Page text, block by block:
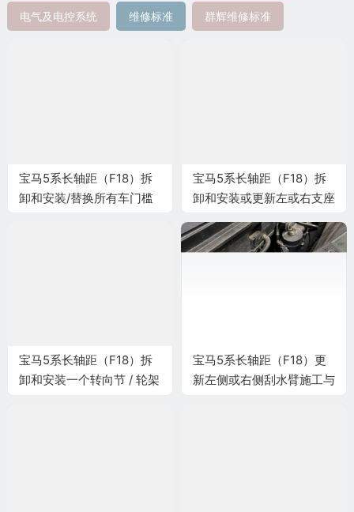
电气及电控系统 维修标准 群辉维修标准
宝马5系长轴距（F18）拆
卸和安装/替换所有车门槛
宝马5系长轴距（F18）拆
卸和安装或更新左或右支座
宝马5系长轴距（F18）拆
卸和安装一个转向节 / 轮架
宝马5系长轴距（F18）更
新左侧或右侧刮水臂施工与